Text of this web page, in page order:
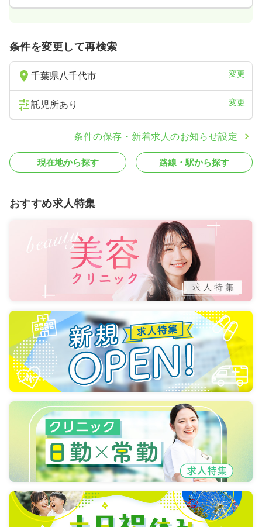
条件を変更して再検索
千葉県八千代市 変更
託児所あり 変更
条件の保存・新着求人のお知らせ設定
現在地から探す 路線・駅から探す
おすすめ求人特集